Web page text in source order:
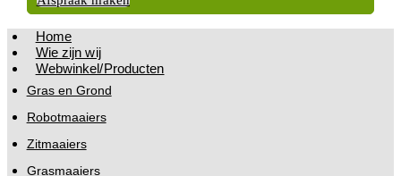
Home
Wie zijn wij
Webwinkel/Producten
Gras en Grond
Robotmaaiers
Zitmaaiers
Grasmaaiers